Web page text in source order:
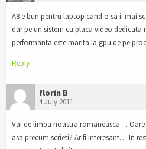
A8 e bun pentru laptop cand o sa ii mai
dar pe un sistem cu placa video dedicata
performanta este marita la gpu de pe
Reply
florin B
4 July 2011
Vai de limba noastra romaneasca…
asa precum scrieti? Ar fi interesant… In